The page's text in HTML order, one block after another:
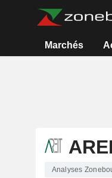
Marchés
Analyses